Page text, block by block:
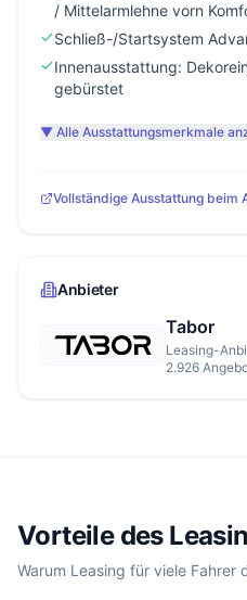
/ Mittelarmlehne vorn
Schließ-/Startsystem
Innenausstattung:
gebürstet
▼ Alle Ausstattungsmerkmale
Vollständige Ausstattung beim
Anbieter
Tabor
Leasing-
2.926
Vorteile des
Warum Leasing für viele Fahrer